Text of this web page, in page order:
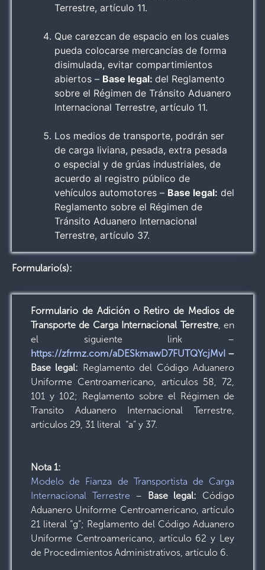
Terrestre, artículo 11.
Que carezcan de espacio en los cuales
pueda colocarse mercancías de forma
disimulada, evitar compartimientos
abiertos – Base legal: del Reglamento
sobre el Régimen de Tránsito Aduanero
Internacional Terrestre, artículo 11.
Los medios de transporte, podrán ser
de carga liviana, pesada, extra pesada
o especial y de grúas industriales, de
acuerdo al registro público de
vehículos automotores – Base legal: del
Reglamento sobre el Régimen de
Tránsito Aduanero Internacional
Terrestre, artículo 37.
Formulario(s):
Formulario de Adición o Retiro de Medios de
Transporte de Carga Internacional Terrestre, en
el siguiente link –
https://zfrmz.com/aDESkmawD7FUTQYcjMvI –
Base legal: Reglamento del Código Aduanero
Uniforme Centroamericano, artículos 58, 72,
101 y 102; Reglamento sobre el Régimen de
Transito Aduanero Internacional Terrestre,
artículos 29, 31 literal “a” y 37.
Nota 1:
Modelo de Fianza de Transportista de Carga
Internacional Terrestre – Base legal: Código
Aduanero Uniforme Centroamericano, artículo
21 literal “g”; Reglamento del Código Aduanero
Uniforme Centroamericano, artículo 62 y Ley
de Procedimientos Administrativos, artículo 6.